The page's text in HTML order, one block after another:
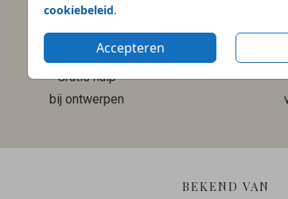
cookiebeleid.
Accepteren
Gratis hulp
bij ontwerpen
BEKEND VAN